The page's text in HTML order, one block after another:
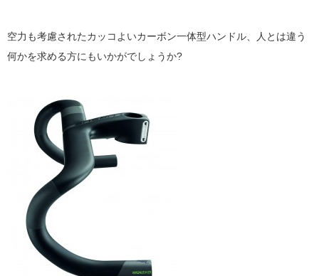
空力も考慮されたカッコよいカーボン一体型ハンドル、人とは違う
何かを求める方にもいかがでしょうか?